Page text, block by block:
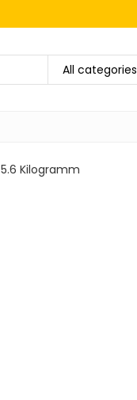
All categories
‎5.6 Kilogramm